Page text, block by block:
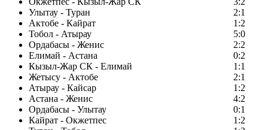
Улытау - Туран
2:1
Актобе - Кайрат
1:2
Тобол - Атырау
5:0
Ордабасы - Женис
2:2
Елимай - Астана
0:2
Кызыл-Жар СК - Елимай
1:1
Жетысу - Актобе
2:1
Атырау - Кайсар
1:2
Астана - Женис
4:2
Ордабасы - Улытау
0:1
Кайрат - Окжетпес
1:2